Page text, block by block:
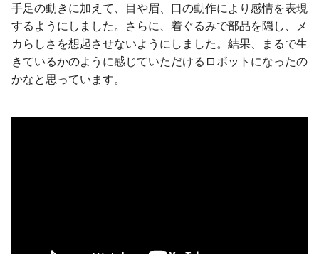
手足の動きに加えて、目や眉、口の動作により感情を表現
するようにしました。さらに、着ぐるみで部品を隠し、メ
カらしさを想起させないようにしました。結果、まるで生
きているかのように感じていただけるロボットになったの
かなと思っています。